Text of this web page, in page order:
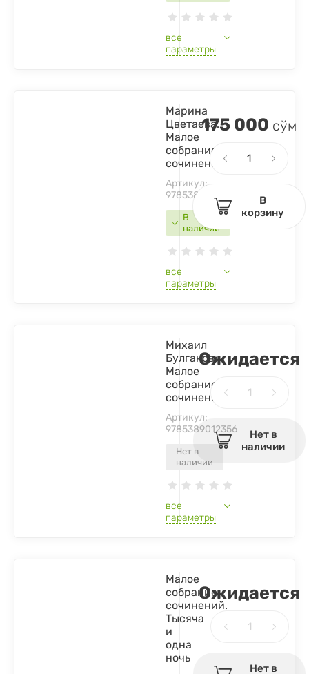
все
параметры
В
наличии
Марина
Цветаева.
Малое
собрание
сочинений
Артикул:
9785389015104
все
параметры
175 000 сўм
В
корзину
Нет в
наличии
Михаил
Булгаков:
Малое
собрание
сочинений
Артикул:
9785389012356
все
параметры
Ожидается
Нет в
наличии
Малое
собрание
сочинений.
Тысяча
и
одна
ночь
Ожидается
Нет в